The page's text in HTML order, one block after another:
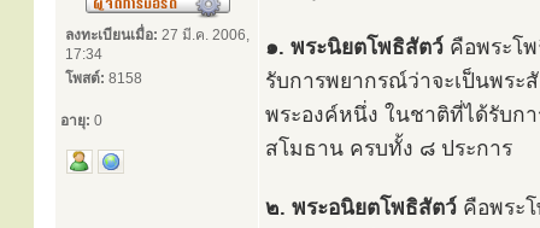
ลงทะเบียนเมื่อ: 27 มี.ค. 2006,
17:34
โพสต์: 8158
อายุ: 0
๑. พระนิยตโพธิสัตว์ คือพระโ
รับการพยากรณ์ว่าจะเป็นพร
พระองค์หนึ่ง ในชาติที่ได้รับก
สโมธาน ครบทั้ง ๘ ประการ
๒. พระอนิยตโพธิสัตว์ คือพระ